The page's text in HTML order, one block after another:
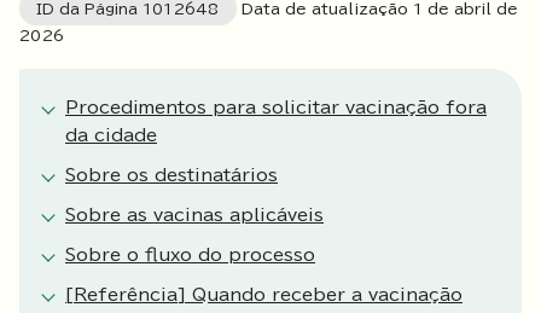
ID da Página 1012648
Data de atualização 1 de abril de
2026
Procedimentos para solicitar vacinação fora
da cidade
Sobre os destinatários
Sobre as vacinas aplicáveis
Sobre o fluxo do processo
[Referência] Quando receber a vacinação